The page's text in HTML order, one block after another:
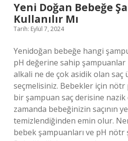
Yeni Doğan Bebeğe
Kullanılır Mı
Tarih: Eylül 7, 2024
Yenidoğan bebeğe hangi
pH değerine sahip
alkali ne de çok asidik olan saç
seçmelisiniz. Bebekler için
bir şampuan saç derisine nazik
zamanda bebeğinizin saçının
temizlendiğinden emin olur.
bebek şampuanları ve pH nötr